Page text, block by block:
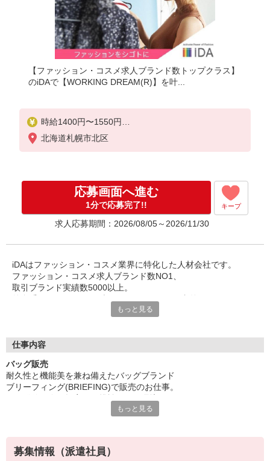
【ファッション・コスメ求人ブランド数トップクラス】
のiDAで【WORKING DREAM(R)】を叶...
時給1400円〜1550円
ご経験・スキルにより考慮致します
スマホで簡単に前払いで給与が受け取れます（上限
北海道札幌市北区
応募画面へ進む
1分で応募完了!! キープ
求人応募期間：2026/08/05～2026/11/30
iDAはファッション・コスメ業界に特化した人材会社です。
ファッション・コスメ求人ブランド数NO1、
取引ブランド実績数5000以上。
有名アパレルブランドでの様々なお仕事を御紹介しております
販売や美容、PRなど、各分野に特化した
興味はあるけれどファッション・コスメ業界が初めてで
どのように始めたら良いか分からない方、
販売スキルに磨きをかけたい現職の方、
様々なご要望にお応えできる幅広いカリキュラムをご用意。
iDAにご登録頂いた方は、全ての研修が無料でご参加頂けます
もっと見る
仕事内容
バッグ販売
耐久性と機能美を兼ね備えたバッグブランド
ブリーフィング(BRIEFING)で販売のお仕事。
●レジ業務
●修理受付（受付のみ）
もっと見る
募集情報（派遣社員）